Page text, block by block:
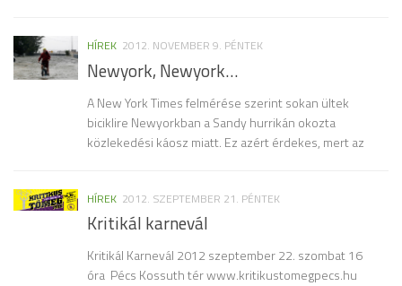
HÍREK 2012. NOVEMBER 9. PÉNTEK
Newyork, Newyork…
A New York Times felmérése szerint sokan ültek
biciklire Newyorkban a Sandy hurrikán okozta
közlekedési káosz miatt. Ez azért érdekes, mert az
HÍREK 2012. SZEPTEMBER 21. PÉNTEK
Kritikál karnevál
Kritikál Karnevál 2012 szeptember 22. szombat 16
óra Pécs Kossuth tér www.kritikustomegpecs.hu